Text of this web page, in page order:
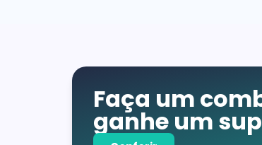
Faça um
ganhe um